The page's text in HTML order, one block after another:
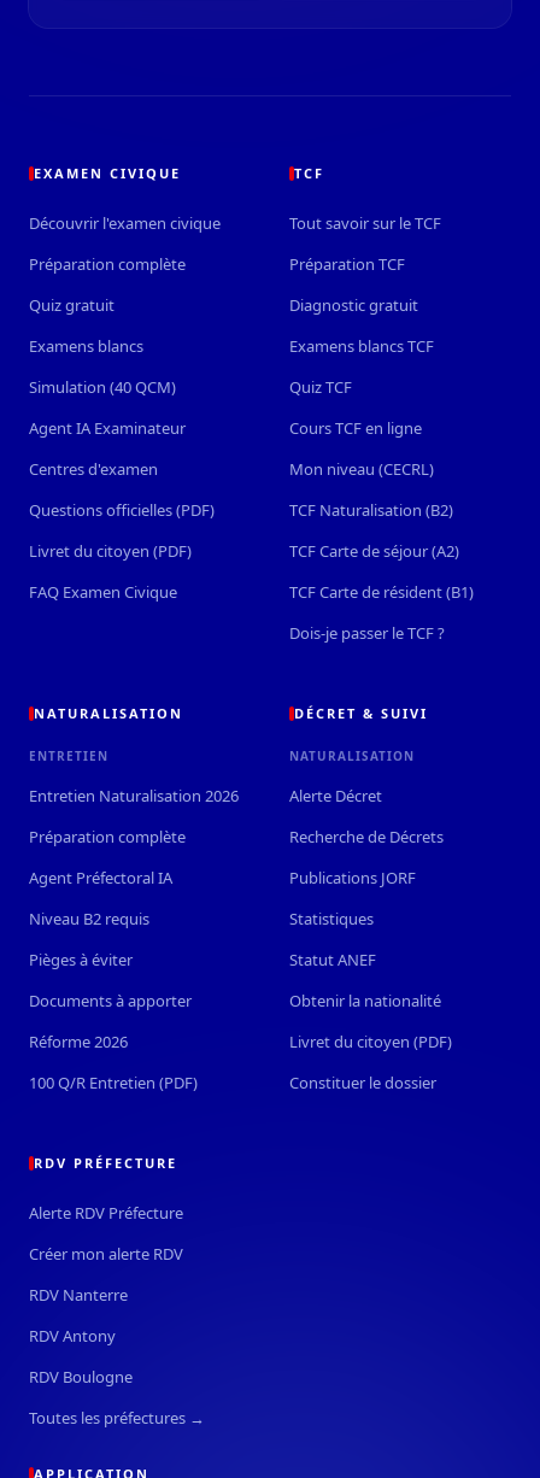
EXAMEN CIVIQUE
Découvrir l'examen civique
Préparation complète
Quiz gratuit
Examens blancs
Simulation (40 QCM)
Agent IA Examinateur
Centres d'examen
Questions officielles (PDF)
Livret du citoyen (PDF)
FAQ Examen Civique
TCF
Tout savoir sur le TCF
Préparation TCF
Diagnostic gratuit
Examens blancs TCF
Quiz TCF
Cours TCF en ligne
Mon niveau (CECRL)
TCF Naturalisation (B2)
TCF Carte de séjour (A2)
TCF Carte de résident (B1)
Dois-je passer le TCF ?
NATURALISATION
ENTRETIEN
Entretien Naturalisation 2026
Préparation complète
Agent Préfectoral IA
Niveau B2 requis
Pièges à éviter
Documents à apporter
Réforme 2026
100 Q/R Entretien (PDF)
DÉCRET & SUIVI
NATURALISATION
Alerte Décret
Recherche de Décrets
Publications JORF
Statistiques
Statut ANEF
Obtenir la nationalité
Livret du citoyen (PDF)
Constituer le dossier
RDV PRÉFECTURE
Alerte RDV Préfecture
Créer mon alerte RDV
RDV Nanterre
RDV Antony
RDV Boulogne
Toutes les préfectures →
APPLICATION